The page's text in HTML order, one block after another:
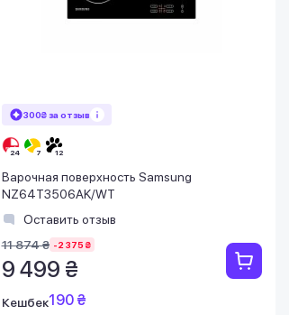
300₴ за отзыв
Варочная поверхность Samsung
NZ64T3506AK/WT
Оставить отзыв
11 874 ₴ -2 375 ₴
9 499 ₴
Кешбек190 ₴